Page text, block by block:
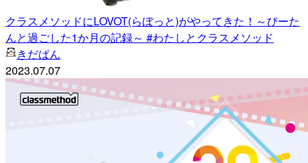
クラスメソッドにLOVOT(らぼっと)がやってきた！～ぴーた
んと過ごした1か月の記録～ #わたしとクラスメソッド
きだぱん
2023.07.07